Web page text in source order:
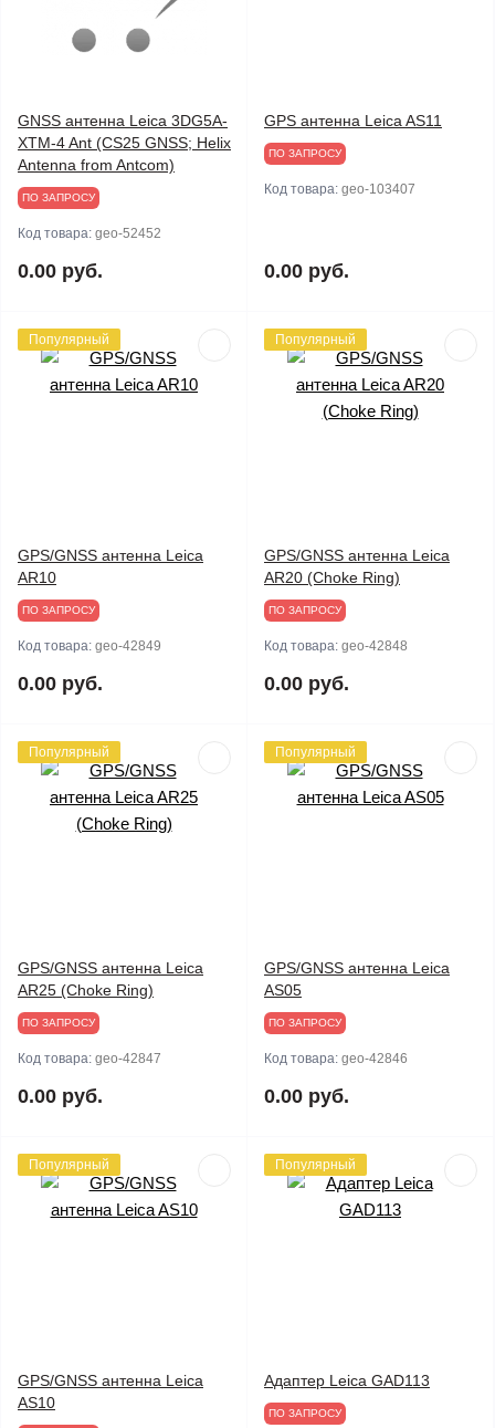
GNSS антенна Leica 3DG5A-
XTM-4 Ant (CS25 GNSS; Helix
Antenna from Antcom)
ПО ЗАПРОСУ
Код товара: geo-52452
0.00 руб.
GPS антенна Leica AS11
ПО ЗАПРОСУ
Код товара: geo-103407
0.00 руб.
Популярный
GPS/GNSS антенна Leica
AR10
ПО ЗАПРОСУ
Код товара: geo-42849
0.00 руб.
Популярный
GPS/GNSS антенна Leica
AR20 (Choke Ring)
ПО ЗАПРОСУ
Код товара: geo-42848
0.00 руб.
Популярный
GPS/GNSS антенна Leica
AR25 (Choke Ring)
ПО ЗАПРОСУ
Код товара: geo-42847
0.00 руб.
Популярный
GPS/GNSS антенна Leica
AS05
ПО ЗАПРОСУ
Код товара: geo-42846
0.00 руб.
Популярный
GPS/GNSS антенна Leica
AS10
Популярный
Адаптер Leica GAD113
ПО ЗАПРОСУ